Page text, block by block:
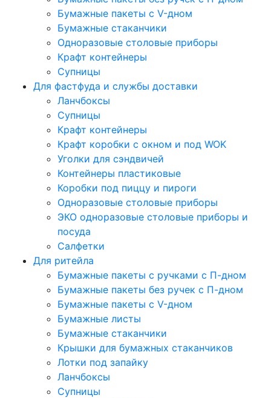
Бумажные пакеты с V-дном
Бумажные стаканчики
Одноразовые столовые приборы
Крафт контейнеры
Супницы
Для фастфуда и службы доставки
Ланчбоксы
Супницы
Крафт контейнеры
Крафт коробки с окном и под WOK
Уголки для сэндвичей
Контейнеры пластиковые
Коробки под пиццу и пироги
Одноразовые столовые приборы
ЭКО одноразовые столовые приборы и
посуда
Салфетки
Для ритейла
Бумажные пакеты с ручками с П-дном
Бумажные пакеты без ручек с П-дном
Бумажные пакеты с V-дном
Бумажные листы
Бумажные стаканчики
Крышки для бумажных стаканчиков
Лотки под запайку
Ланчбоксы
Супницы